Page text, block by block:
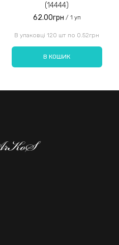
зображенні:
(14444)
62.00грн / 1 уп
В упаковці 120 шт по 0.52грн
В КОШИК